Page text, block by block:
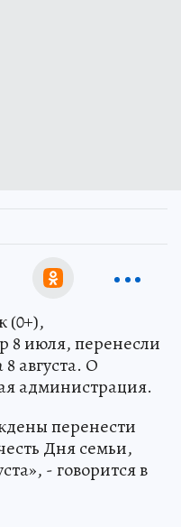
(0+),
8 июля, перенесли
августа. О
администрация.
перенести
Дня семьи,
- говорится в